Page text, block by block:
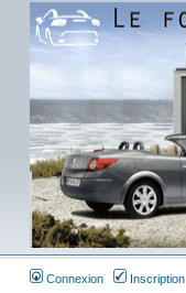
Connexion Inscription